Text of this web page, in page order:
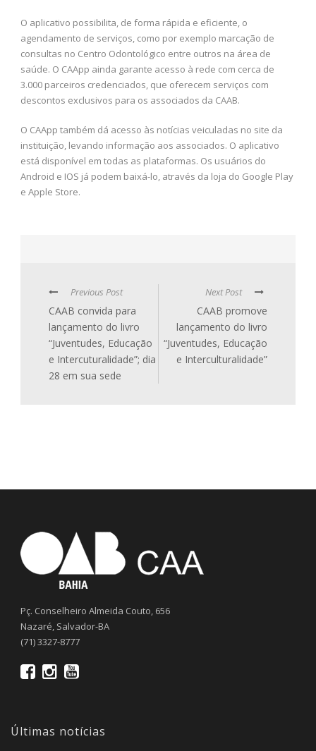
O aplicativo possibilita, de forma rápida e eficiente, o
agendamento de serviços, como por exemplo marcação de
consultas no Centro Odontológico entre outros na área de
saúde. O CAApp ainda garante acesso à rede com cerca de
3.000 parceiros credenciados, que oferecem serviços com
descontos exclusivos para os associados da CAAB.
O CAApp também dá acesso às notícias veiculadas no site da
instituição, levando informação aos associados. O aplicativo
está disponível em todas as plataformas. Os usuários do
Android e IOS já podem baixá-lo, através da loja do Google Play
e Apple Store.
Previous Post
CAAB convida para
lançamento do livro
“Juventudes, Educação
e Intercuturalidade”; dia
28 em sua sede
Next Post
CAAB promove
lançamento do livro
“Juventudes, Educação
e Interculturalidade”
Pç. Conselheiro Almeida Couto, 656
Nazaré, Salvador-BA
(71) 3327-8777
Últimas notícias